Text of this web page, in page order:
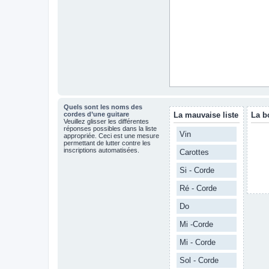
Quels sont les noms des
cordes d’une guitare
Veuillez glisser les différentes
réponses possibles dans la liste
appropriée. Ceci est une mesure
permettant de lutter contre les
inscriptions automatisées.
La mauvaise liste
Vin
Carottes
Si - Corde
Ré - Corde
Do
Mi -Corde
Mi - Corde
Sol - Corde
La